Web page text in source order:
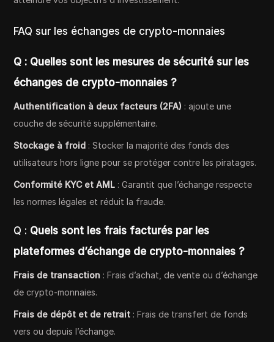
FAQ sur les échanges de crypto-monnaies
Q : Quelles sont les mesures de sécurité sur les
échanges de crypto-monnaies ?
Authentification à deux facteurs (2FA) : ajoute une
couche de sécurité supplémentaire.
Stockage à froid : Stocker la majorité des fonds des
utilisateurs hors ligne pour se protéger contre les piratages.
Conformité KYC et AML : Garantit que l’échange respecte
les normes légales et réduit la fraude.
Q : Quels sont les frais facturés par les
plateformes d’échange de crypto-monnaies ?
Frais de transaction : Frais d’achat, de vente ou d’échange
de crypto-monnaies.
Frais de dépôt et de retrait : Frais de transfert de fonds
vers ou depuis l’échange.